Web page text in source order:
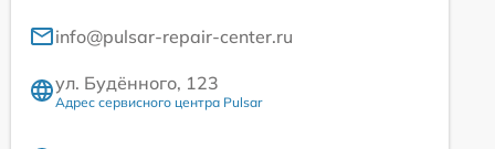
info@pulsar-repair-center.ru
ул. Будённого, 123
Адрес сервисного центра Pulsar